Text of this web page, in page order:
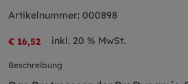
Artikelnummer: 000898
€ 16,52 inkl. 20 % MwSt.
Beschreibung